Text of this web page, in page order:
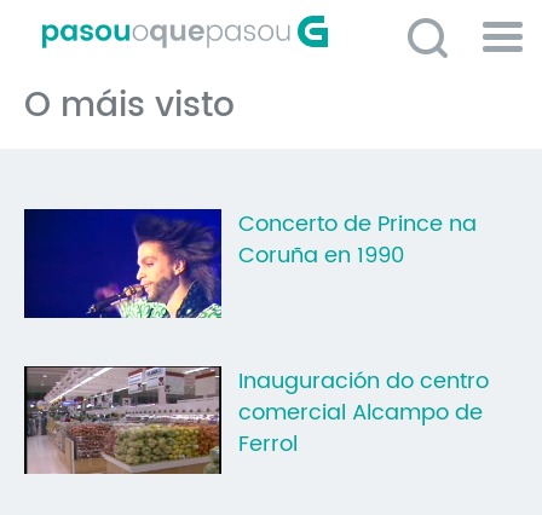
contido
O máis visto
Concerto de Prince na
Coruña en 1990
Inauguración do centro
comercial Alcampo de
Ferrol